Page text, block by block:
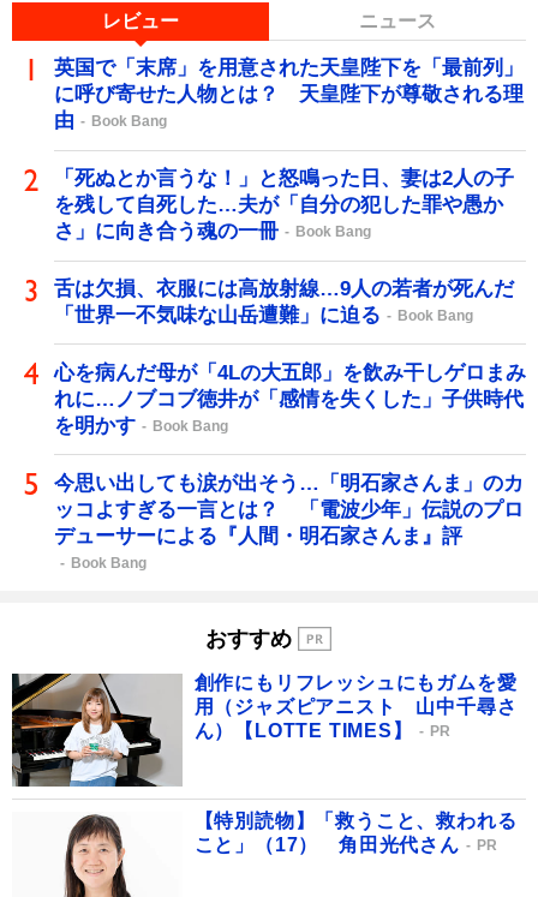
レビュー ニュース
英国で「末席」を用意された天皇陛下を「最前列」
に呼び寄せた人物とは？ 天皇陛下が尊敬される理
由
Book Bang
「死ぬとか言うな！」と怒鳴った日、妻は2人の子
を残して自死した…夫が「自分の犯した罪や愚か
さ」に向き合う魂の一冊
Book Bang
舌は欠損、衣服には高放射線…9人の若者が死んだ
「世界一不気味な山岳遭難」に迫る
Book Bang
心を病んだ母が「4Lの大五郎」を飲み干しゲロまみ
れに…ノブコブ徳井が「感情を失くした」子供時代
を明かす
Book Bang
今思い出しても涙が出そう…「明石家さんま」のカ
ッコよすぎる一言とは？ 「電波少年」伝説のプロ
デューサーによる『人間・明石家さんま』評
Book Bang
おすすめ
創作にもリフレッシュにもガムを愛
用（ジャズピアニスト 山中千尋さ
ん）【LOTTE TIMES】
PR
【特別読物】「救うこと、救われる
こと」（17） 角田光代さん
PR